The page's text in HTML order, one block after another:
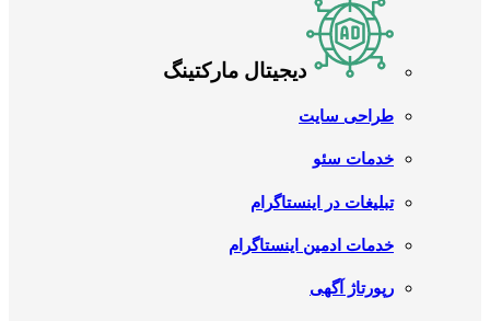
دیجیتال مارکتینگ
طراحی سایت
خدمات سئو
تبلیغات در اینستاگرام
خدمات ادمین اینستاگرام
رپورتاژ آگهی